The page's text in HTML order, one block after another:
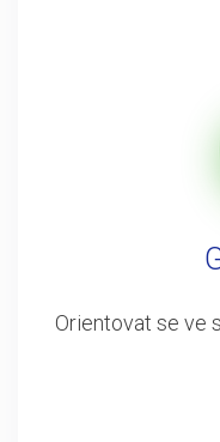
Orientovat se ve